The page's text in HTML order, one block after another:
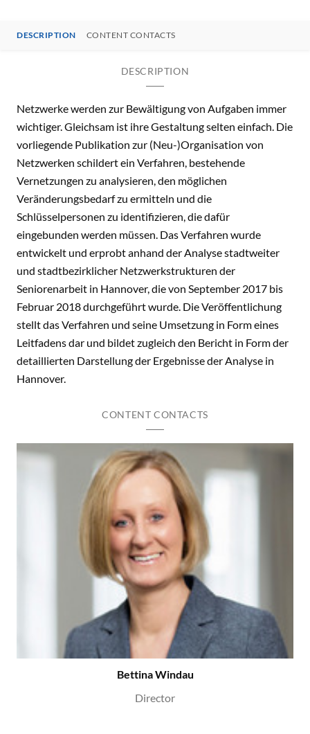
DESCRIPTION CONTENT CONTACTS
DESCRIPTION
Netzwerke werden zur Bewältigung von Aufgaben immer
wichtiger. Gleichsam ist ihre Gestaltung selten einfach. Die
vorliegende Publikation zur (Neu-)Organisation von
Netzwerken schildert ein Verfahren, bestehende
Vernetzungen zu analysieren, den möglichen
Veränderungsbedarf zu ermitteln und die
Schlüsselpersonen zu identifizieren, die dafür
eingebunden werden müssen. Das Verfahren wurde
entwickelt und erprobt anhand der Analyse stadtweiter
und stadtbezirklicher Netzwerkstrukturen der
Seniorenarbeit in Hannover, die von September 2017 bis
Februar 2018 durchgeführt wurde. Die Veröffentlichung
stellt das Verfahren und seine Umsetzung in Form eines
Leitfadens dar und bildet zugleich den Bericht in Form der
detaillierten Darstellung der Ergebnisse der Analyse in
Hannover.
CONTENT CONTACTS
Bettina Windau
Director